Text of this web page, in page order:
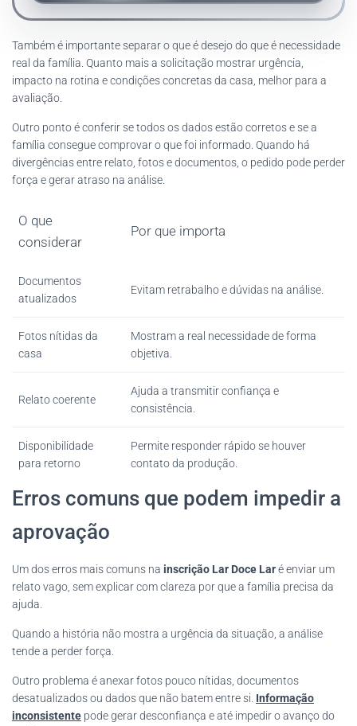
Também é importante separar o que é desejo do que é necessidade
real da família. Quanto mais a solicitação mostrar urgência,
impacto na rotina e condições concretas da casa, melhor para a
avaliação.
Outro ponto é conferir se todos os dados estão corretos e se a
família consegue comprovar o que foi informado. Quando há
divergências entre relato, fotos e documentos, o pedido pode perder
força e gerar atraso na análise.
O que
considerar
Por que importa
Documentos
atualizados
Evitam retrabalho e dúvidas na análise.
Fotos nítidas da
casa
Mostram a real necessidade de forma
objetiva.
Relato coerente
Ajuda a transmitir confiança e
consistência.
Disponibilidade
para retorno
Permite responder rápido se houver
contato da produção.
Erros comuns que podem impedir a
aprovação
Um dos erros mais comuns na inscrição Lar Doce Laré enviar um
relato vago, sem explicar com clareza por que a família precisa da
ajuda.
Quando a história não mostra a urgência da situação, a análise
tende a perder força.
Outro problema é anexar fotos pouco nítidas, documentos
desatualizados ou dados que não batem entre si. Informação
inconsistente pode gerar desconfiança e até impedir o avanço do